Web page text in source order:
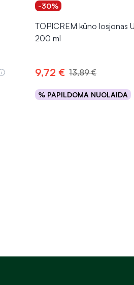
-30%
TOPICREM kūno losjonas
200 ml
9,72 € 13,89 €
% PAPILDOMA NUOLAIDA
Į krepšelį